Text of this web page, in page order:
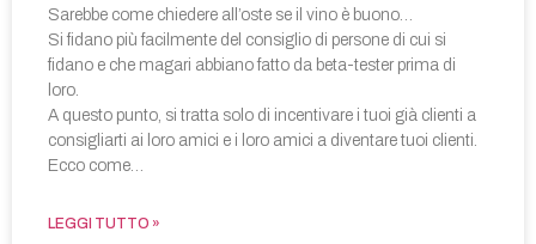
Sarebbe come chiedere all’oste se il vino è buono…
Si fidano più facilmente del consiglio di persone di cui si
fidano e che magari abbiano fatto da beta-tester prima di
loro.
A questo punto, si tratta solo di incentivare i tuoi già clienti a
consigliarti ai loro amici e i loro amici a diventare tuoi clienti.
Ecco come…
LEGGI TUTTO »